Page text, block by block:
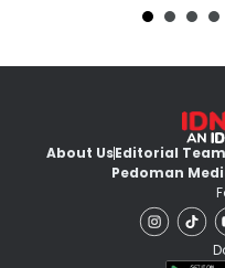
About UsEditorial
Pedoman